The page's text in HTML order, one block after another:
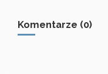
Komentarze (0)